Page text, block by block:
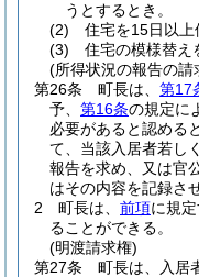
うとするとき。
(2)
住宅を15日以上
(3)
住宅の模様替え
(所得状況の報告の請
第26条
町長は、 第17
予、 第16条の規定に
必要があると認める
て、当該入居者若し
報告を求め、又は官
はその内容を記録さ
2
町長は、 前項に規
ることができる。
(明渡請求権)
第27条
町長は、入居